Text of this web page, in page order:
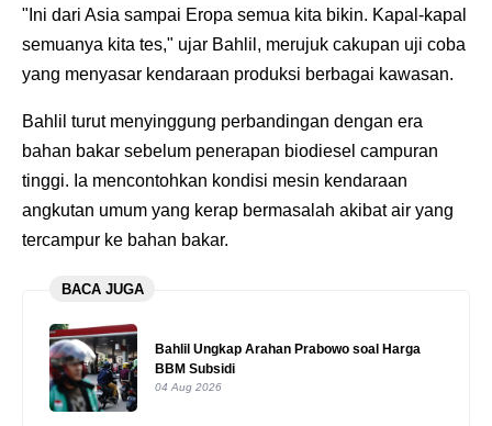
"Ini dari Asia sampai Eropa semua kita bikin. Kapal-kapal
semuanya kita tes," ujar Bahlil, merujuk cakupan uji coba
yang menyasar kendaraan produksi berbagai kawasan.
Bahlil turut menyinggung perbandingan dengan era
bahan bakar sebelum penerapan biodiesel campuran
tinggi. Ia mencontohkan kondisi mesin kendaraan
angkutan umum yang kerap bermasalah akibat air yang
tercampur ke bahan bakar.
BACA JUGA
Bahlil Ungkap Arahan Prabowo soal Harga
BBM Subsidi
04 Aug 2026